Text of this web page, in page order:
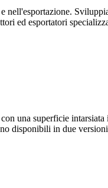
ed esportatori
una superficie
disponibili in due